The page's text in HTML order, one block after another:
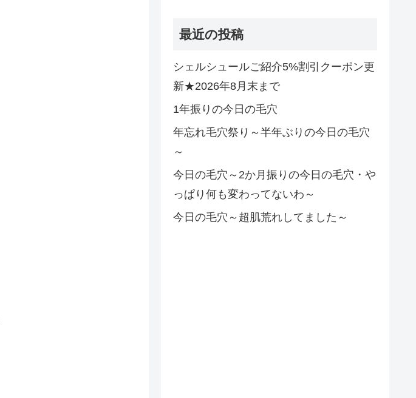
最近の投稿
シェルシュールご紹介5%割引クーポン更
新★2026年8月末まで
1年振りの今日の毛穴
年忘れ毛穴祭り～半年ぶりの今日の毛穴
～
今日の毛穴～2か月振りの今日の毛穴・や
っぱり何も変わってないわ～
今日の毛穴～超肌荒れしてました～